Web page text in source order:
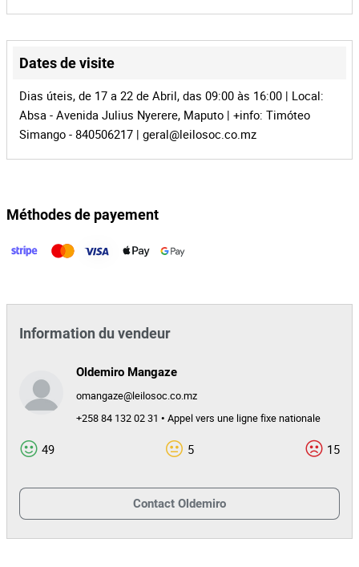
Dates de visite
Dias úteis, de 17 a 22 de Abril, das 09:00 às 16:00 | Local:
Absa - Avenida Julius Nyerere, Maputo | +info: Timóteo
Simango - 840506217 | geral@leilosoc.co.mz
Méthodes de payement
Information du vendeur
Oldemiro Mangaze
omangaze@leilosoc.co.mz
+258 84 132 02 31 • Appel vers une ligne fixe nationale
49 5 15
Contact Oldemiro